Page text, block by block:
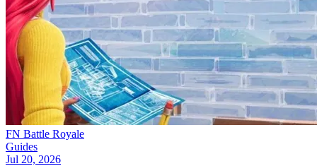
FN Battle Royale
Guides
Jul 20, 2026